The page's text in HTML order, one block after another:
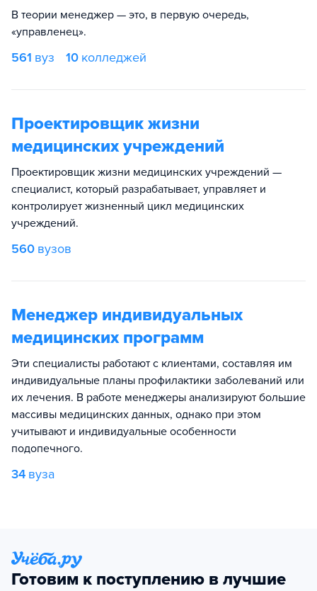
В теории менеджер — это, в первую очередь,
«управленец».
561 вуз 10 колледжей
Проектировщик жизни
медицинских учреждений
Проектировщик жизни медицинских учреждений —
специалист, который разрабатывает, управляет и
контролирует жизненный цикл медицинских
учреждений.
560 вузов
Менеджер индивидуальных
медицинских программ
Эти специалисты работают с клиентами, составляя им
индивидуальные планы профилактики заболеваний или
их лечения. В работе менеджеры анализируют большие
массивы медицинских данных, однако при этом
учитывают и индивидуальные особенности
подопечного.
34 вуза
Готовим к поступлению в лучшие